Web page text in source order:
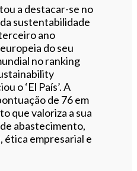
artigo
a destacar-se no
sustentabilidade
ano
do seu
no ranking
o ‘El País’. A
de 76 em
que valoriza a sua
abastecimento,
ética empresarial e